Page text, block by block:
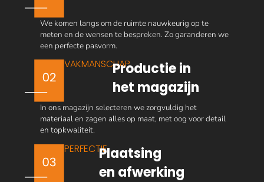
We komen langs om de ruimte nauwkeurig op te
meten en de wensen te bespreken. Zo garanderen we
een perfecte pasvorm.
VAKMANSCHAPProductie in
het magazijn
In ons magazijn selecteren we zorgvuldig het
materiaal en zagen alles op maat, met oog voor detail
en topkwaliteit.
PERFECTIEPlaatsing
en afwerking